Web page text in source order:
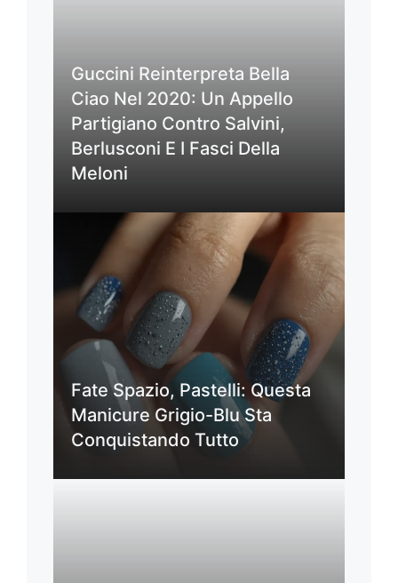
Guccini Reinterpreta Bella
Ciao Nel 2020: Un Appello
Partigiano Contro Salvini,
Berlusconi E I Fasci Della
Meloni
Fate Spazio, Pastelli: Questa
Manicure Grigio-Blu Sta
Conquistando Tutto